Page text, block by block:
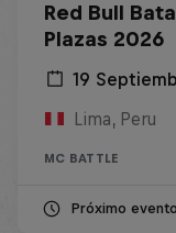
Red Bull
Plazas 2026
19
Lima, Peru
MC BATTLE
Próximo evento